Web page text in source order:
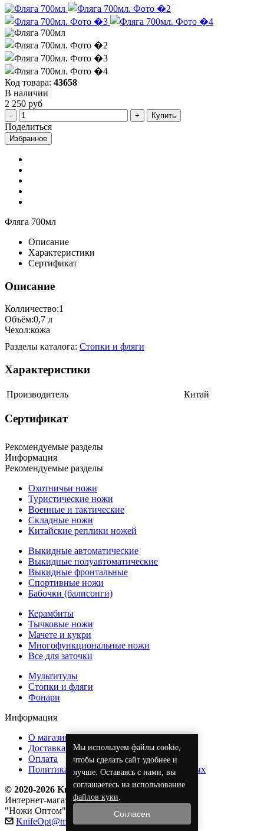
Мы используем файлы cookie,
чтобы сделать сайт удобнее и
лучше. Оставаясь с нами, вы
соглашаетесь на использование
файлов куки.
Согласен
Код товара: 43658
В наличии
2 250 руб
Купить
Поделиться
Избранное
Фляга 700мл
Описание
Характеристики
Сертификат
Описание
Колличество:1
Объём:0,7 л
Чехол:кожа
Разделы каталога: Стопки и фляги
Характеристики
Производитель Китай
Сертификат
Рекомендуемые разделы
Информация
Рекомендуемые разделы
Охотничьи ножи
Туристические ножи
Военные и тактические
Складные ножи
Китайские реплики ножей
Выкидные автоматические
Выкидные полуавтоматические
Выкидные фронтальные
Спортивные ножи
Бабочки (балисонги)
Керамбиты
Тычковые ножи
Мачете и кукри
Многофункциональные ножи
Все для заточки
Мультитулы
Стопки и фляги
Фонари
Информация
О магазине
Доставка
Оплата
Политика обработки персональных данных
© 2020-2026 KnifeOpt.ru
Интернет-магазин
"Ножи Оптом"
KnifeOpt@mail.ru